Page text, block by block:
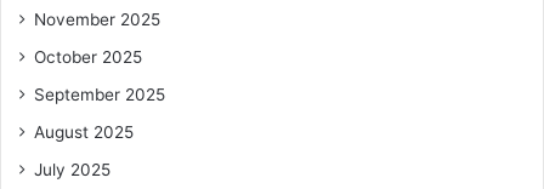
November 2025
October 2025
September 2025
August 2025
July 2025